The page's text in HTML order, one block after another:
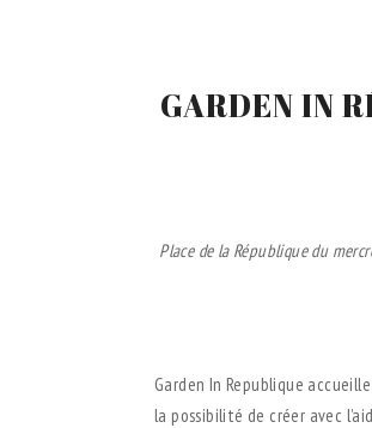
GARDEN IN
Place de la République du
Garden In Republique
la possibilité de créer avec